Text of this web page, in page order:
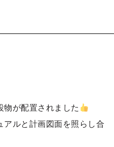
物が配置されました
アルと計画図面を照らし合